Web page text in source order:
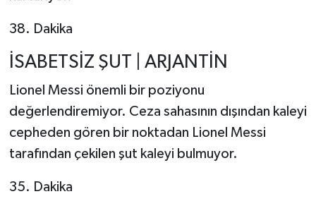
38. Dakika
İSABETSİZ ŞUT | ARJANTİN
Lionel Messi önemli bir poziyonu
değerlendiremiyor. Ceza sahasının dışından kaleyi
cepheden gören bir noktadan Lionel Messi
tarafından çekilen şut kaleyi bulmuyor.
35. Dakika